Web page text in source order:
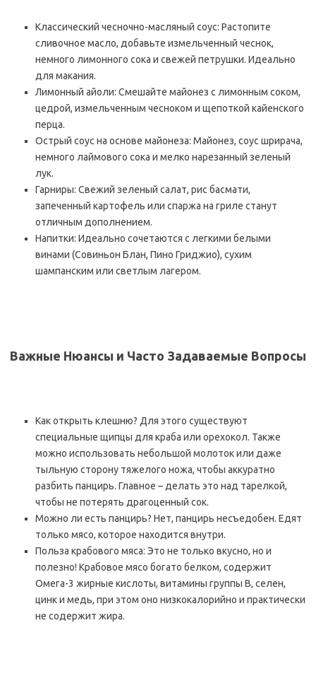
Классический чесночно-масляный соус: Растопите
сливочное масло, добавьте измельченный чеснок,
немного лимонного сока и свежей петрушки. Идеально
для макания.
Лимонный айоли: Смешайте майонез с лимонным соком,
цедрой, измельченным чесноком и щепоткой кайенского
перца.
Острый соус на основе майонеза: Майонез, соус шрирача,
немного лаймового сока и мелко нарезанный зеленый
лук.
Гарниры: Свежий зеленый салат, рис басмати,
запеченный картофель или спаржа на гриле станут
отличным дополнением.
Напитки: Идеально сочетаются с легкими белыми
винами (Совиньон Блан, Пино Гриджио), сухим
шампанским или светлым лагером.
Важные Нюансы и Часто Задаваемые Вопросы
Как открыть клешню? Для этого существуют
специальные щипцы для краба или орехокол. Также
можно использовать небольшой молоток или даже
тыльную сторону тяжелого ножа, чтобы аккуратно
разбить панцирь. Главное – делать это над тарелкой,
чтобы не потерять драгоценный сок.
Можно ли есть панцирь? Нет, панцирь несъедобен. Едят
только мясо, которое находится внутри.
Польза крабового мяса: Это не только вкусно, но и
полезно! Крабовое мясо богато белком, содержит
Омега-3 жирные кислоты, витамины группы B, селен,
цинк и медь, при этом оно низкокалорийно и практически
не содержит жира.